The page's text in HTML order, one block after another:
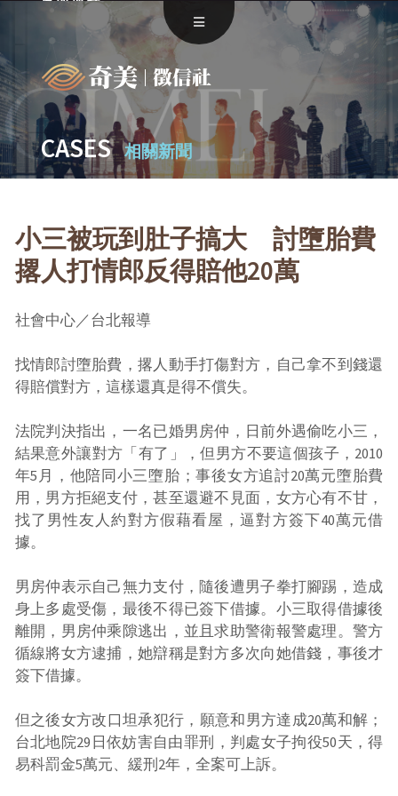
CASES 相關新聞
小三被玩到肚子搞大 討墮胎費
撂人打情郎反得賠他20萬
社會中心／台北報導
找情郎討墮胎費，撂人動手打傷對方，自己拿不到錢還
得賠償對方，這樣還真是得不償失。
法院判決指出，一名已婚男房仲，日前外遇偷吃小三，
結果意外讓對方「有了」，但男方不要這個孩子，2010
年5月，他陪同小三墮胎；事後女方追討20萬元墮胎費
用，男方拒絕支付，甚至還避不見面，女方心有不甘，
找了男性友人約對方假藉看屋，逼對方簽下40萬元借
據。
男房仲表示自己無力支付，隨後遭男子拳打腳踢，造成
身上多處受傷，最後不得已簽下借據。小三取得借據後
離開，男房仲乘隙逃出，並且求助警衛報警處理。警方
循線將女方逮捕，她辯稱是對方多次向她借錢，事後才
簽下借據。
但之後女方改口坦承犯行，願意和男方達成20萬和解；
台北地院29日依妨害自由罪刑，判處女子拘役50天，得
易科罰金5萬元、緩刑2年，全案可上訴。
聯絡我們